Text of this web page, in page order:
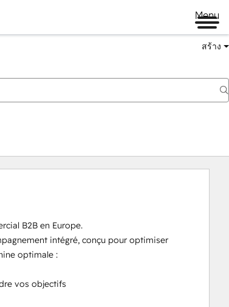
Menu
สร้าง
B2B en Europe.‍
intégré, conçu pour optimiser
optimale :
vos objectifs